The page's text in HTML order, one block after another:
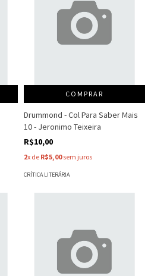
COMPRAR
Drummond - Col Para Saber Mais
10 - Jeronimo Teixeira
R$10,00
2x de R$5,00sem juros
CRÍTICA LITERÁRIA